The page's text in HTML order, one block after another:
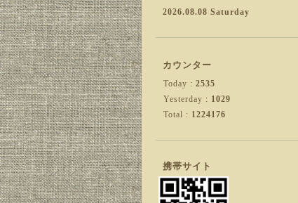
2026.08.08 Saturday
カウンター
Today : 2535
Yesterday : 1029
Total : 1224176
携帯サイト